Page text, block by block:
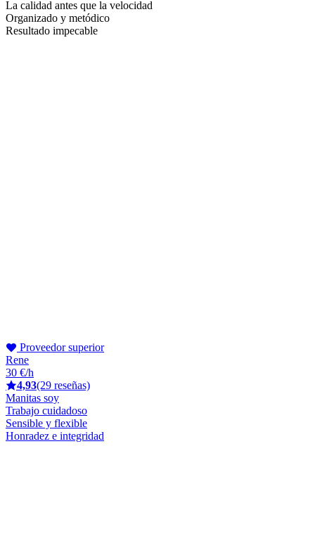
La calidad antes que la velocidad
Organizado y metódico
Resultado impecable
Proveedor superior
Rene
30 €/h
4,93(29 reseñas)
Manitas soy
Trabajo cuidadoso
Sensible y flexible
Honradez e integridad